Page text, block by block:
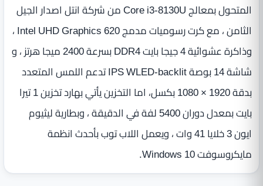
المتحول بمعالج Core i3‎-8130U من شركة انتل اصدار الجيل
الثامن ‏، مع كرت رسوميات مدمج Intel UHD Graphics 620 ،
وذاكرة عشوائية 4 جيجا بايت DDR4 بسرعة 2400 ميجا هرتز ، و
شاشة 14 بوصة IPS WLED‎-backlit تدعم اللمس المتعدد
بدقة 1920 × 1080 بكسل‎، اما التخزين يأتي بهارد تخزين 1 تيرا
بايت بمعدل دوران 5400 لفة في الدقيقة ، وبطارية ليثيوم
ايون 3 خلايا 41 وات‏ ، ويعمل اللاب توب بأحدث انظمة
مايكروسوفت Windows 10.